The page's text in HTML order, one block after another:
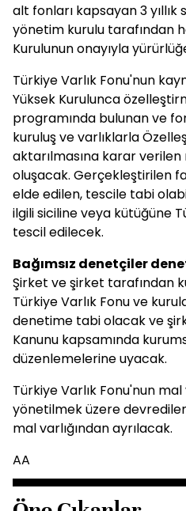
alt fonları kapsayan 3 yıllık
yönetim kurulu tarafından
Kurulunun onayıyla
Türkiye Varlık Fonu'nun
Yüksek Kurulunca
programında bulunan ve
kuruluş ve varlıklarla
aktarılmasına karar verilen
oluşacak. Gerçekleştirilen
elde edilen, tescile tabi
ilgili siciline veya kütüğüne
tescil edilecek.
Bağımsız denetçiler
Şirket ve şirket tarafından
Türkiye Varlık Fonu ve
denetime tabi olacak ve
Kanunu kapsamında
düzenlemelerine uyacak.
Türkiye Varlık Fonu'nun mal
yönetilmek üzere
mal varlığından ayrılacak.
AA